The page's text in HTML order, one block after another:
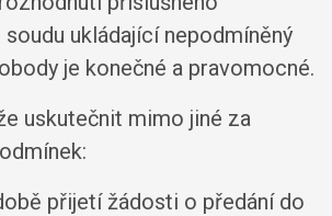
ukládající nepodmíněný
je konečné a pravomocné.
uskutečnit mimo jiné za
přijetí žádosti o předání do